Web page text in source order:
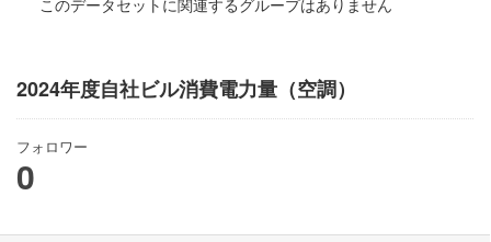
2024年度自社ビル消費電力量（空調）
フォロワー
0
このデータセットに関連するグループはありません